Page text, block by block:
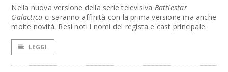
Nella nuova versione della serie televisiva Battlestar
Galactica ci saranno affinità con la prima versione ma anche
molte novità. Resi noti i nomi del regista e cast principale.
LEGGI